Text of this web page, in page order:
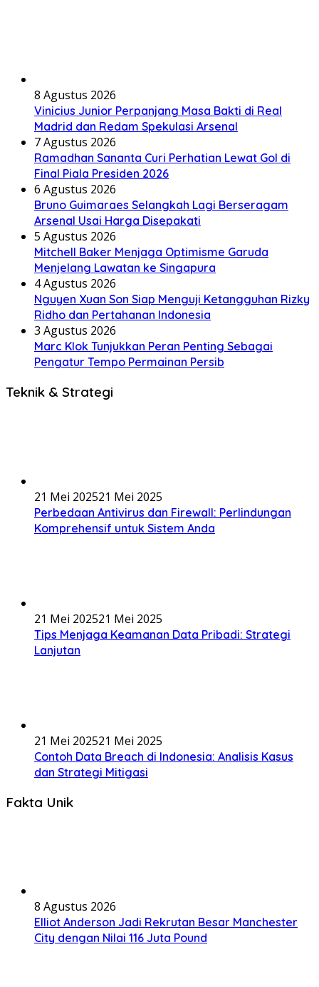
8 Agustus 2026
Vinicius Junior Perpanjang Masa Bakti di Real
Madrid dan Redam Spekulasi Arsenal
7 Agustus 2026
Ramadhan Sananta Curi Perhatian Lewat Gol di
Final Piala Presiden 2026
6 Agustus 2026
Bruno Guimaraes Selangkah Lagi Berseragam
Arsenal Usai Harga Disepakati
5 Agustus 2026
Mitchell Baker Menjaga Optimisme Garuda
Menjelang Lawatan ke Singapura
4 Agustus 2026
Nguyen Xuan Son Siap Menguji Ketangguhan Rizky
Ridho dan Pertahanan Indonesia
3 Agustus 2026
Marc Klok Tunjukkan Peran Penting Sebagai
Pengatur Tempo Permainan Persib
Teknik & Strategi
21 Mei 202521 Mei 2025
Perbedaan Antivirus dan Firewall: Perlindungan
Komprehensif untuk Sistem Anda
21 Mei 202521 Mei 2025
Tips Menjaga Keamanan Data Pribadi: Strategi
Lanjutan
21 Mei 202521 Mei 2025
Contoh Data Breach di Indonesia: Analisis Kasus
dan Strategi Mitigasi
Fakta Unik
8 Agustus 2026
Elliot Anderson Jadi Rekrutan Besar Manchester
City dengan Nilai 116 Juta Pound